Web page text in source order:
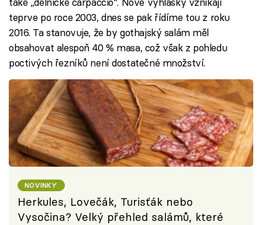
teprve po roce 2003, dnes se pak řídíme tou z roku
2016. Ta stanovuje, že by gothajský salám měl
obsahovat alespoň 40 % masa, což však z pohledu
poctivých řezníků není dostatečné množství.
NOVINKY
Herkules, Lovečák, Turisťák nebo
Vysočina? Velký přehled salámů, které